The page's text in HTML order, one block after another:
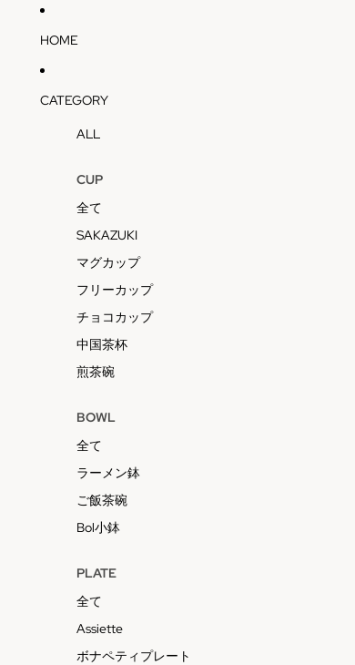
HOME
CATEGORY
ALL
CUP
全て
SAKAZUKI
マグカップ
フリーカップ
チョコカップ
中国茶杯
煎茶碗
BOWL
全て
ラーメン鉢
ご飯茶碗
Bol小鉢
PLATE
全て
Assiette
ボナペティプレート